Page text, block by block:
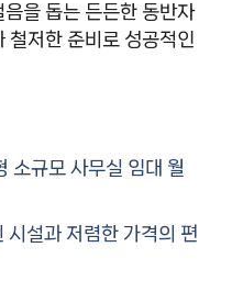
을 돕는 든든한 동반자
철저한 준비로 성공적인
소규모 사무실 임대 월
시설과 저렴한 가격의 편